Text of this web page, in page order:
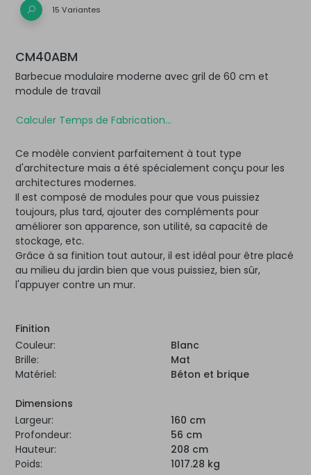
15 Variantes
CM40ABM
Barbecue modulaire moderne avec gril de 60 cm et
module de travail
Calculer Temps de Fabrication...
Ce modèle convient parfaitement à tout type
d'architecture mais a été spécialement conçu pour les
architectures modernes.
Il est composé de modules pour que vous puissiez
toujours, plus tard, ajouter des compléments pour
améliorer son apparence, son utilité, sa capacité de
stockage, etc.
Grâce à sa finition tout autour, il est idéal pour être placé
au milieu du jardin bien que vous puissiez, bien sûr,
l'appuyer contre un mur.
Finition
Couleur:
Blanc
Brille:
Mat
Matériel:
Béton et brique
Dimensions
Largeur:
160 cm
Profondeur:
56 cm
Hauteur:
208 cm
Poids:
1017.28 kg